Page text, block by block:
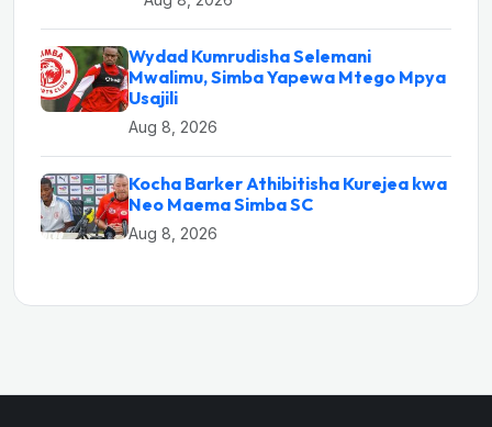
Wydad Kumrudisha Selemani
Mwalimu, Simba Yapewa Mtego Mpya
Usajili
Aug 8, 2026
Kocha Barker Athibitisha Kurejea kwa
Neo Maema Simba SC
Aug 8, 2026